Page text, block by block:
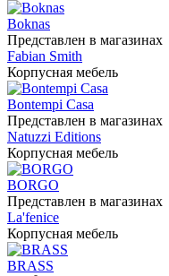
Boknas
Представлен в магазинах
Fabian Smith
Корпусная мебель
Bontempi Casa
Представлен в магазинах
Natuzzi Editions
Корпусная мебель
BORGO
Представлен в магазинах
La'fenice
Корпусная мебель
BRASS